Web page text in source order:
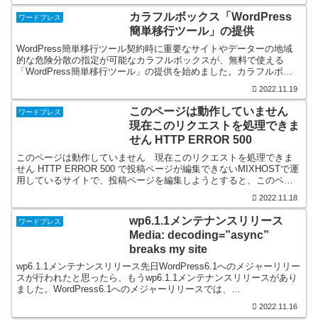
ワードプレス
カラフルボックス「WordPress
簡単移行ツール」の提供
WordPress簡単移行ツール契約時に重要なサイトやデーターの地域
的な危険分散の指定が可能なカラフルボックスが、無料で使える
「WordPress簡単移行ツール」の提供を始めました。カラフルボッ
2022.11.19
ワードプレス
このページは動作していません
現在このリクエストを処理できま
せん HTTP ERROR 500
このページは動作していません 現在このリクエストを処理できま
せん HTTP ERROR 500 で投稿ページが編集できないMIXHOSTで運
用しているサイトで、投稿ページを編集しようとすると、このペー
2022.11.18
ワードプレス
wp6.1.1メンテナンスリリース
Media: decoding=”async”
breaks my site
wp6.1.1メンテナンスリリース先日WordPress6.1へのメジャーリリー
スが行われたと思ったら、もうwp6.1.1メンテナンスリリースがあり
ました。WordPress6.1へのメジャーリリースでは、
2022.11.16